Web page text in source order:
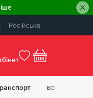
Російська
БОНУСІВ